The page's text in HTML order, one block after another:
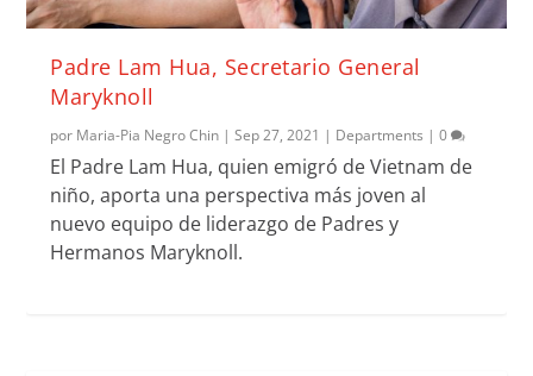
Padre Lam Hua, Secretario General
Maryknoll
por Maria-Pia Negro Chin |Sep 27, 2021 | Departments |0
El Padre Lam Hua, quien emigró de Vietnam de
niño, aporta una perspectiva más joven al
nuevo equipo de liderazgo de Padres y
Hermanos Maryknoll.